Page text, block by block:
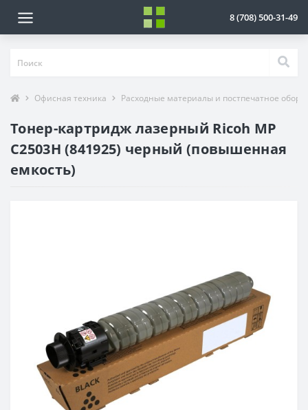
8 (708) 500-31-49
Офисная техника Расходные материалы и постпечатное
Тонер-картридж лазерный Ricoh MP
C2503H (841925) черный (повышенная
емкость)